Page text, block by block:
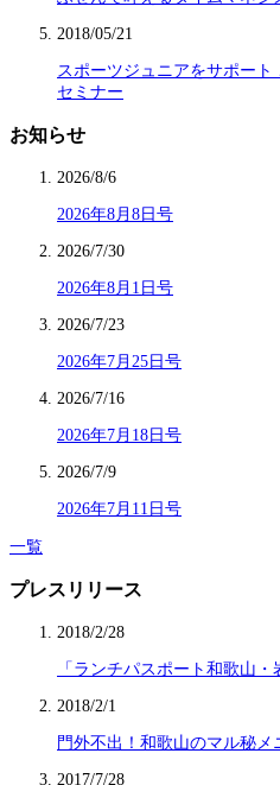
2018/05/21
スポーツジュニアをサポー
セミナー
お知らせ
2026/8/6
2026年8月8日号
2026/7/30
2026年8月1日号
2026/7/23
2026年7月25日号
2026/7/16
2026年7月18日号
2026/7/9
2026年7月11日号
一覧
プレスリリース
2018/2/28
「ランチパスポート和歌山
2018/2/1
門外不出！和歌山のマル秘
2017/7/28